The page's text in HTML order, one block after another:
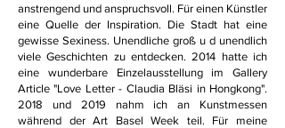
anstrengend und anspruchsvoll. Für einen Künstler
eine Quelle der Inspiration. Die Stadt hat eine
gewisse Sexiness. Unendliche groß u d unendlich
viele Geschichten zu entdecken. 2014 hatte ich
eine wunderbare Einzelausstellung im Gallery
Article "Love Letter - Claudia Bläsi in Hongkong".
2018 und 2019 nahm ich an Kunstmessen
während der Art Basel Week teil. Für meine